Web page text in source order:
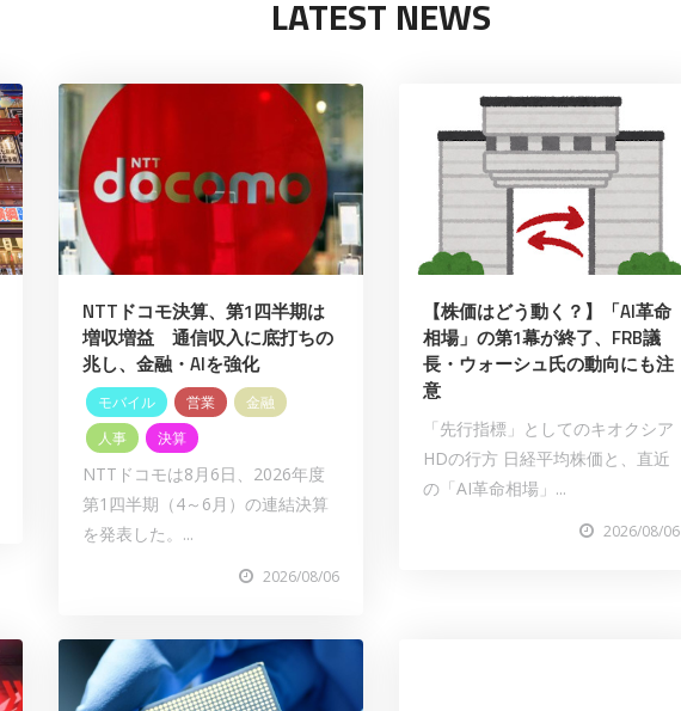
LATEST NEWS
NTTドコモ決算、第1四半期は
増収増益 通信収入に底打ちの
兆し、金融・AIを強化
モバイル 営業
金融
人事
決算
NTTドコモは8月6日、2026年度
第1四半期（4～6月）の連結決算
を発表した。...
2026/08/06
【株価はどう動く？】「AI革命
相場」の第1幕が終了、FRB議
長・ウォーシュ氏の動向にも注
意
「先行指標」としてのキオクシア
HDの行方 日経平均株価と、直近
の「AI革命相場」...
2026/08/06